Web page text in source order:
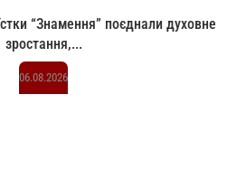
“Знамення” поєднали духовне
зростання,...
06.08.2026